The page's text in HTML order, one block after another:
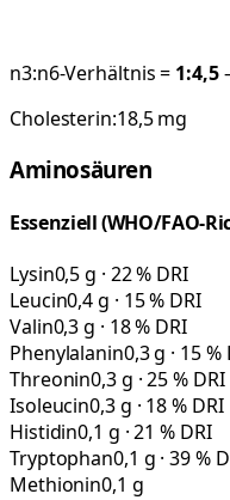
n3:n6-Verhältnis = 1:4,5
Cholesterin:18,5mg
Aminosäuren
Essenziell (WHO/FAO-
Lysin0,5 g · 22 % DRI
Leucin0,4 g · 15 % DRI
Valin0,3 g · 18 % DRI
Phenylalanin0,3 g · 15 %
Threonin0,3 g · 25 % DRI
Isoleucin0,3 g · 18 % DRI
Histidin0,1 g · 21 % DRI
Tryptophan0,1 g · 39 %
Methionin0,1 g